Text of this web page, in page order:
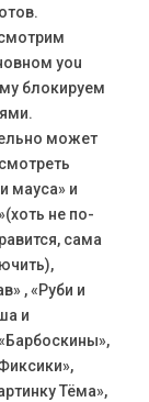
you
блокируем
может
мауса» и
не по-
сама
, «Руби и
и
Тёма»,